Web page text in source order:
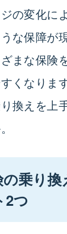
の変化に
な保障が
まな保険
くなりま
換えを上
の乗り
2つ